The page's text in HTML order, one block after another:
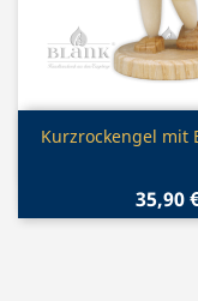

Kurzrockengel mit
35,90